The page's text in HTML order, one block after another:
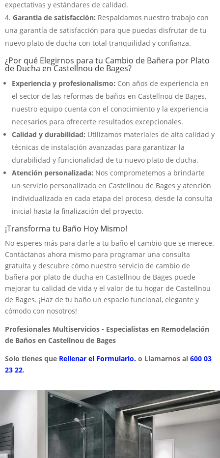
expectativas y estándares de calidad.
Garantía de satisfacción: Respaldamos nuestro trabajo con
una garantía de satisfacción para que puedas disfrutar de tu
nuevo plato de ducha con total tranquilidad y confianza.
¿Por qué Elegirnos para tu Cambio de Bañera por Plato
de Ducha en Castellnou de Bages?
Experiencia y profesionalismo: Con años de experiencia en
el sector de las reformas de baños en Castellnou de Bages,
nuestro equipo cuenta con el conocimiento y la experiencia
necesarios para ofrecerte resultados excepcionales.
Calidad y durabilidad: Utilizamos materiales de alta calidad y
técnicas de instalación avanzadas para garantizar la
durabilidad y funcionalidad de tu nuevo plato de ducha.
Atención personalizada: Nos comprometemos a brindarte
un servicio personalizado en Castellnou de Bages y atención
individualizada en cada etapa del proceso, desde la consulta
inicial hasta la finalización del proyecto.
¡Transforma tu Baño Hoy Mismo!
No esperes más para darle a tu baño el cambio que se merece.
Contáctanos ahora mismo para programar una consulta
gratuita y descubre cómo nuestro servicio de cambio de
bañera por plato de ducha en Castellnou de Bages puede
mejorar tu calidad de vida y el valor de tu hogar de Castellnou
de Bages. ¡Haz de tu baño un espacio funcional, elegante y
cómodo con nosotros!
Profesionales Multiservicios - Especialistas en Remodelación
de Baños en Castellnou de Bages
Solo tienes que Rellenar el Formulario. o Llamarnos al 600 03
23 22.